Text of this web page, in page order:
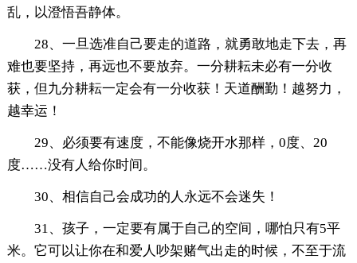
乱，以澄悟吾静体。
28、一旦选准自己要走的道路，就勇敢地走下去，再
难也要坚持，再远也不要放弃。一分耕耘未必有一分收
获，但九分耕耘一定会有一分收获！天道酬勤！越努力，
越幸运！
29、必须要有速度，不能像烧开水那样，0度、20
度……没有人给你时间。
30、相信自己会成功的人永远不会迷失！
31、孩子，一定要有属于自己的空间，哪怕只有5平
米。它可以让你在和爱人吵架赌气出走的时候，不至于流